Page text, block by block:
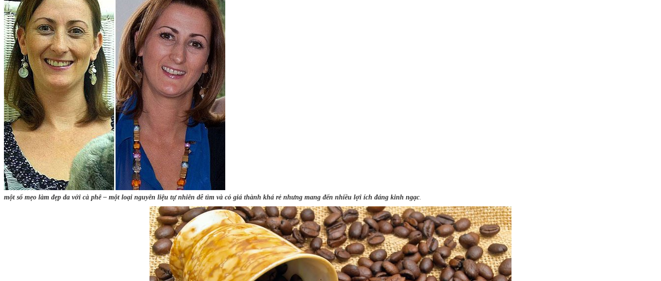
một số mẹo làm đẹp da với cà phê – một loại nguyên liệu tự nhiên dễ tìm và có giá thành khá rẻ nhưng mang đến nhiều lợi ích đáng kinh ngạc